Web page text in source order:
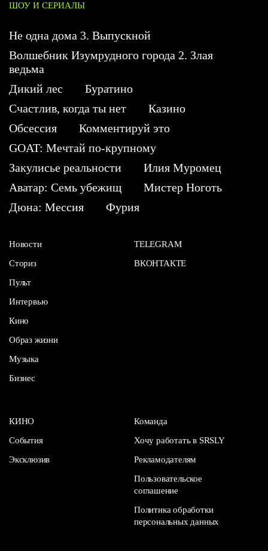
ШОУ И СЕРИАЛЫ
Не одна дома 3. Выпускной
Волшебник Изумрудного города 2. Злая
ведьма
Дикий лес
Буратино
Счастлив, когда ты нет
Казино
Обсессия
Комментируй это
GOAT: Мечтай по-крупному
Закулисье реальности
Илия Муромец
Аватар: Семь убежищ
Мистер Ноготь
Дюна: Мессия
Фурия
Новости
Сториз
Пульт
Интервью
Кино
Образ жизни
Музыка
Бизнес
TELEGRAM
ВКОНТАКТЕ
КИНО
События
Эксклюзив
Команда
Хочу работать в SRSLY
Рекламодателям
Пользовательское
соглашение
Политика обработки
персональных данных